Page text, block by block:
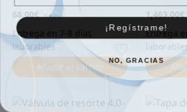
Express delantera 15cm
68.00€
Añadir al carrito
1,463.00€
¡Regístrame!
NO, GRACIAS